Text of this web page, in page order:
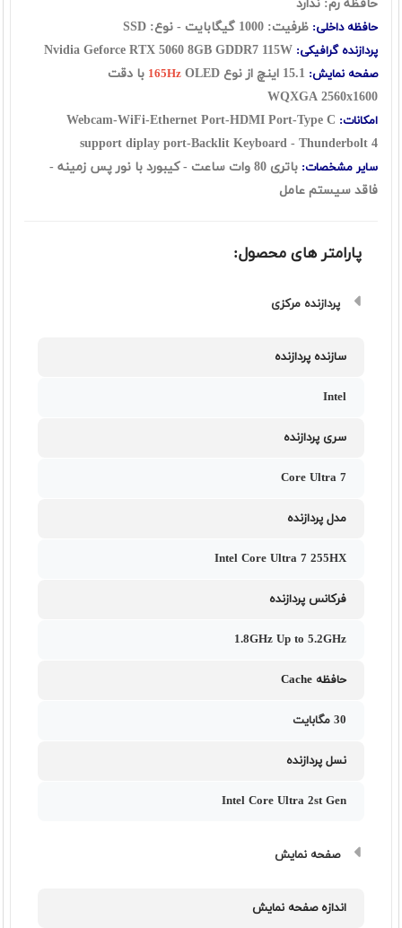
حافظه رم: ندارد
حافظه داخلی: ظرفیت: 1000 گیگابایت - نوع: SSD
پردازنده گرافیکی:
صفحه نمایش: 165Hz OLED با دقت
WQXGA 2560x1600
امکانات: Webcam-WiFi-Ethernet Port-HDMI Port-Type C
support diplay port-Backlit Keyboard - Thunderbolt 4
سایر مشخصات:
باتری 80 وات ساعت - کیبورد با نور پس زمینه -
فاقد سیستم عامل
پارامتر های محصول:
پردازنده مرکزی
سازنده پردازنده
Intel
سری پردازنده
Core Ultra 7
مدل پردازنده
Intel Core Ultra 7 255HX
فرکانس پردازنده
1.8GHz Up to 5.2GHz
حافظه Cache
30 مگابایت
نسل پردازنده
Intel Core Ultra 2st Gen
صفحه نمایش
اندازه صفحه نمایش